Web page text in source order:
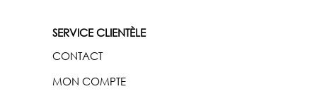
SERVICE CLIENTÈLE
CONTACT
MON COMPTE